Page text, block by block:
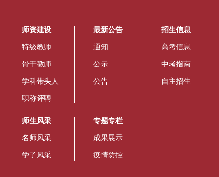
师资建设
特级教师
骨干教师
学科带头人
职称评聘
最新公告
通知
公示
公告
招生信息
高考信息
中考指南
自主招生
师生风采
名师风采
学子风采
专题专栏
成果展示
疫情防控